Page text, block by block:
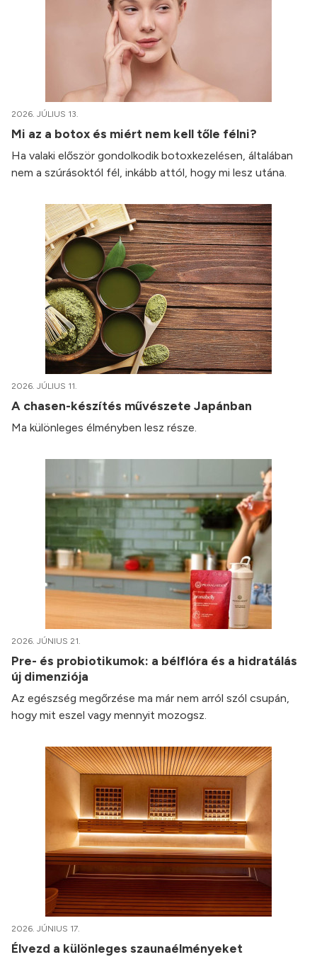
2026. JÚLIUS 13.
Mi az a botox és miért nem kell tőle félni?
Ha valaki először gondolkodik botoxkezelésen, általában
nem a szúrásoktól fél, inkább attól, hogy mi lesz utána.
2026. JÚLIUS 11.
A chasen-készítés művészete Japánban
Ma különleges élményben lesz része.
2026. JÚNIUS 21.
Pre- és probiotikumok: a bélflóra és a hidratálás
új dimenziója
Az egészség megőrzése ma már nem arról szól csupán,
hogy mit eszel vagy mennyit mozogsz.
2026. JÚNIUS 17.
Élvezd a különleges szaunaélményeket